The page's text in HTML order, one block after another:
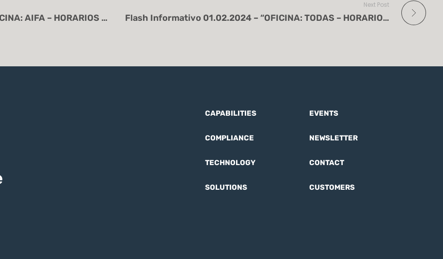
Flash Informativo 01.02.2024 – “OFICINA: AIFA – HORARIOS AUTORIZADOS PARA SERVICIOS EXTRAORDINARIOS”.
Next Post
Flash Informativo 01.02.2024 – “OFICINA: TODAS – HORARIOS DE ADUANAS ANIVERSARIO DE LA CONSTITUCIÓN”.
CAPABILITIES
COMPLIANCE
TECHNOLOGY
SOLUTIONS
EVENTS
NEWSLETTER
CONTACT
CUSTOMERS